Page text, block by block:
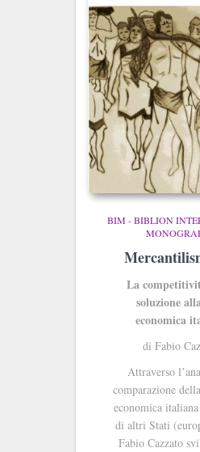
BIM - BIBLION
La
soluzione
economica
di Fabio
Attraverso
comparazione
economica
di altri Stati
Fabio Cazzato